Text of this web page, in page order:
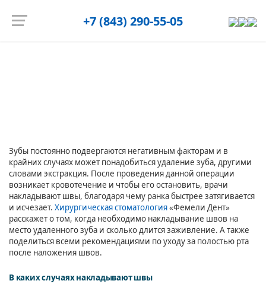
+7 (843) 290-55-05
Запись на приём
Зубы постоянно подвергаются негативным факторам и в
крайних случаях может понадобиться удаление зуба, другими
словами экстракция. После проведения данной операции
возникает кровотечение и чтобы его остановить, врачи
накладывают швы, благодаря чему ранка быстрее затягивается
и исчезает. Хирургическая стоматология«Фемели Дент»
расскажет о том, когда необходимо накладывание швов на
место удаленного зуба и сколько длится заживление. А также
поделиться всеми рекомендациями по уходу за полостью рта
после наложения швов.
В каких случаях накладывают швы